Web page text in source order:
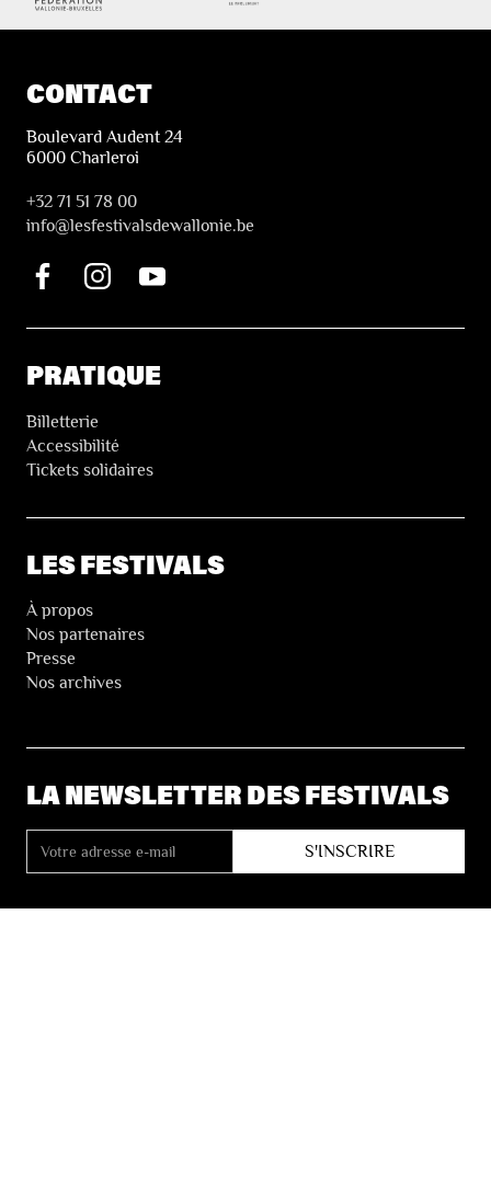
CONTACT
Boulevard Audent 24
6000 Charleroi
+32 71 51 78 00
info@lesfestivalsdewallonie.be
PRATIQUE
Billetterie
Accessibilité
Tickets solidaires
LES FESTIVALS
À propos
Nos partenaires
Presse
Nos archives
LA NEWSLETTER DES FESTIVALS